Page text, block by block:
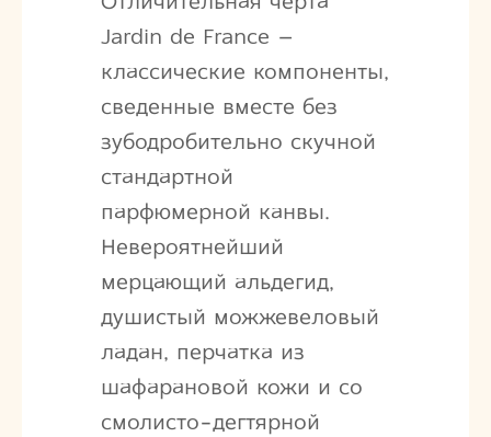
Jardin de France –
классические компоненты,
сведенные вместе без
зубодробительно скучной
стандартной
парфюмерной канвы.
Невероятнейший
мерцающий альдегид,
душистый можжевеловый
ладан, перчатка из
шафарановой кожи и со
смолисто-дегтярной